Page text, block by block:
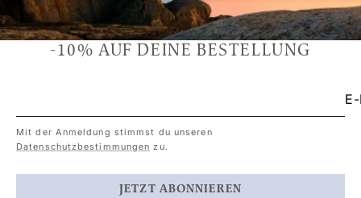
-10% AUF DEINE BESTELLUNG
Mit der Anmeldung stimmst du unseren
Datenschutzbestimmungen zu.
JETZT ABONNIEREN